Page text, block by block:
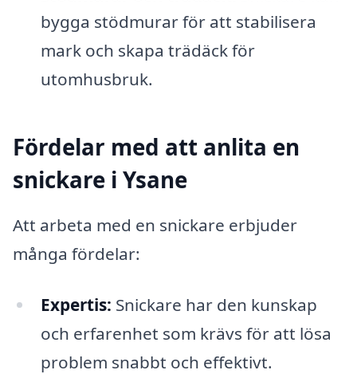
bygga stödmurar för att stabilisera
mark och skapa trädäck för
utomhusbruk.
Fördelar med att anlita en
snickare i Ysane
Att arbeta med en snickare erbjuder
många fördelar:
Expertis: Snickare har den kunskap
och erfarenhet som krävs för att lösa
problem snabbt och effektivt.